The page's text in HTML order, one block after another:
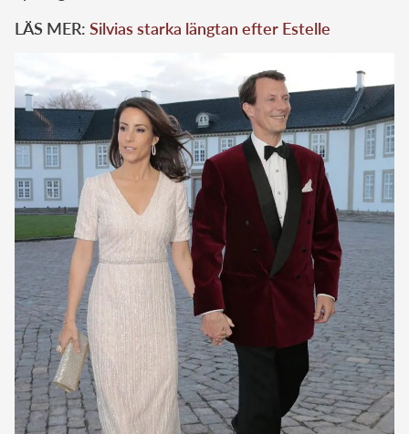
LÄS MER: Silvias starka längtan efter Estelle